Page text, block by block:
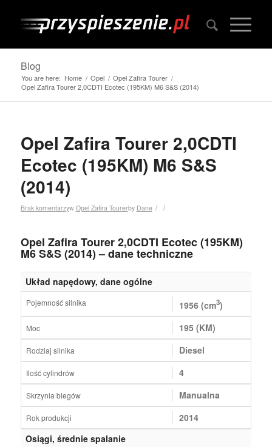
Blog
You are here: Home / Opel / Opel Zafira Tourer /
Opel Zafira Tourer 2,0CDTI Ecotec (195KM) M6 S&S (2014)
Opel Zafira Tourer 2,0CDTI
Ecotec (195KM) M6 S&S
(2014)
Brak komentarzy /
w Opel Zafira Tourer /
by Dane
Opel Zafira Tourer 2,0CDTI Ecotec (195KM)
M6 S&S (2014) – dane techniczne
Układ napędowy, dane ogólne
Pojemność silnika 1956 (cm3)
Moc 195 (KM)
Rodziaj silnika Diesel
Ilość cylindrów 4
Skrzynia biegów Manualna
Rok produkcji
2014
Osiągi, średnie spalanie